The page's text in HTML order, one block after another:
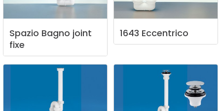
Spazio Bagno joint
fixe
1643 Eccentrico